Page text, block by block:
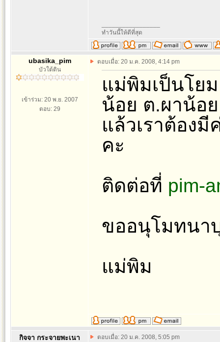
ทำวันนี้ให้ดีที่สุด
ubasika_pim
บัวใต้ดิน
เข้าร่วม: 20 พ.ย. 2007
ตอบ: 29
ตอบเมื่อ: 20 ม.ค. 2008, 4:14 pm
แม่พิมเป็นโย
น้อย ต.ผาน้อย
แล้วเราต้องมี
คะ
ติดต่อที่ pim-
ขออนุโมทนา
แม่พิม
กิจจา กระจายพะเนา ตอบเมื่อ: 20 ม.ค. 2008, 5:05 pm